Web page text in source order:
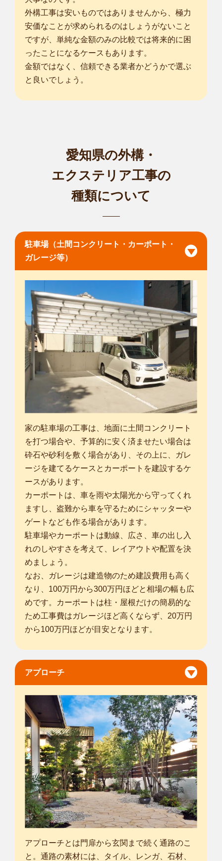
外構工事は安いものではありませんから、極力
安価なことが求められるのはしょうがないこと
ですが、単純な金額のみの比較では将来的に困
ったことになるケースもあります。
金額ではなく、信頼できる業者かどうかで選ぶ
と良いでしょう。
愛知県の外構・
エクステリア工事の
種類について
駐車場（土間コンクリート・カーポート・
ガレージ等）
家の駐車場の工事は、地面に土間コンクリート
を打つ場合や、予算的に安く済ませたい場合は
砕石や砂利を敷く場合があり、その上に、ガレ
ージを建てるケースとカーポートを建設するケ
ースがあります。
カーポートは、車を雨や太陽光から守ってくれ
ますし、盗難から車を守るためにシャッターや
ゲートなども作る場合があります。
駐車場やカーポートは動線、広さ、車の出し入
れのしやすさを考えて、レイアウトや配置を決
めましょう。
なお、ガレージは建造物のため建設費用も高く
なり、100万円から300万円ほどと相場の幅も広
めです。カーポートは柱・屋根だけの簡易的な
ため工事費はガレージほど高くならず、20万円
から100万円ほどが目安となります。
アプローチ
アプローチとは門扉から玄関まで続く通路のこ
と。通路の素材には、タイル、レンガ、石材、